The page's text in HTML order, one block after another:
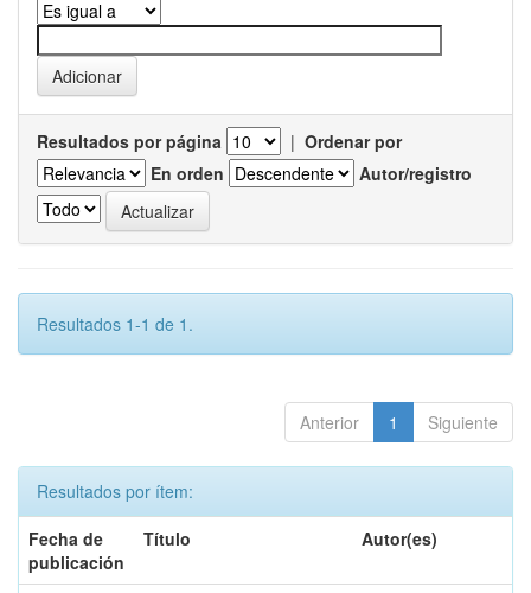
Resultados por página | Ordenar por
En orden
Autor/registro
Resultados 1-1 de 1.
Anterior 1 Siguiente
Resultados por ítem:
Fecha de
publicación
Título Autor(es)